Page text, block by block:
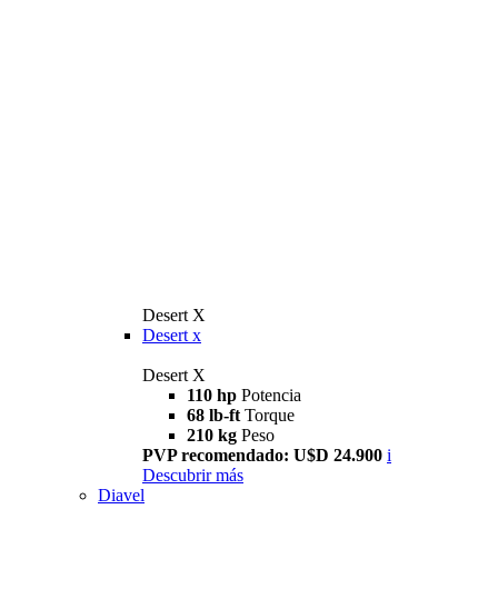
Desert X
Desert x
Desert X
110 hp Potencia
68 lb-ft Torque
210 kg Peso
PVP recomendado: U$D 24.900 i
Descubrir más
Diavel